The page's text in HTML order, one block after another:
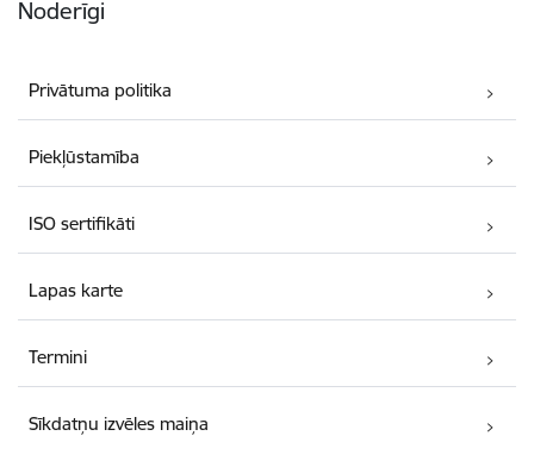
Noderīgi
Privātuma politika
Piekļūstamība
ISO sertifikāti
Lapas karte
Termini
Sīkdatņu izvēles maiņa